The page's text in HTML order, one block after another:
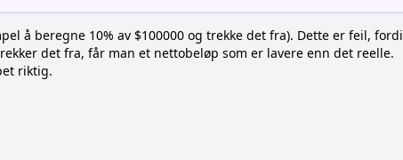
å beregne 10% av $100000 og trekke det fra). Dette er feil, fordi
det fra, får man et nettobeløp som er lavere enn det reelle.
riktig.